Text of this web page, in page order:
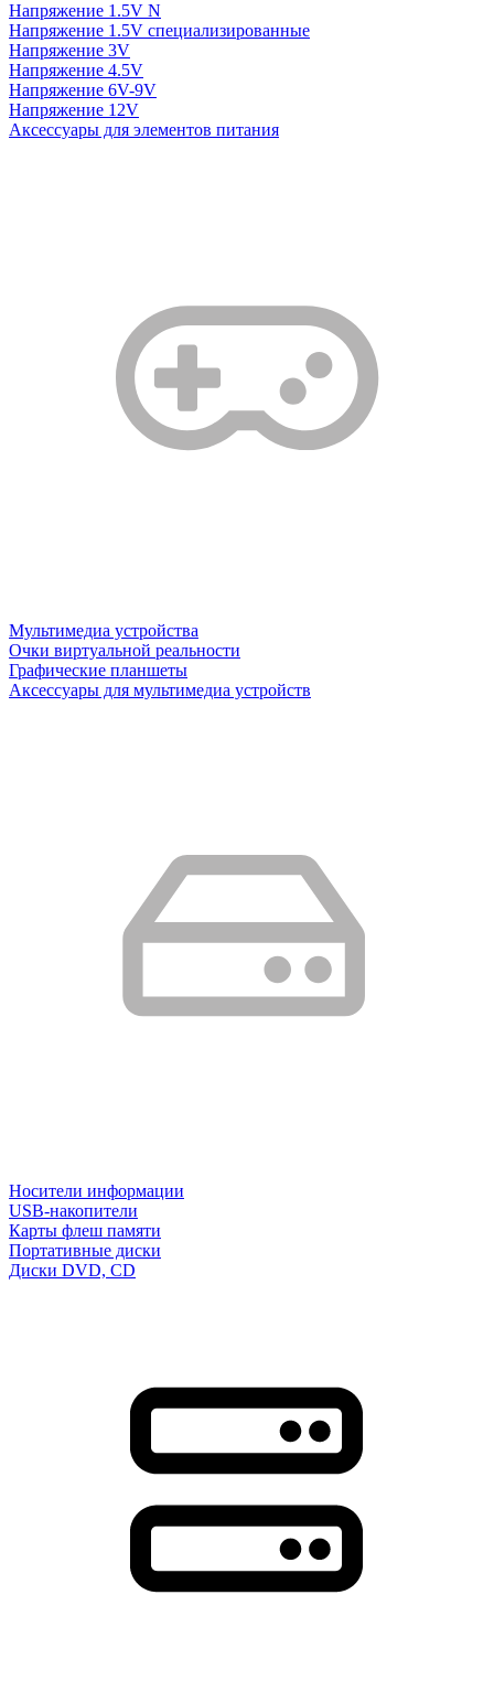
Напряжение 1.5V N
Напряжение 1.5V специализированные
Напряжение 3V
Напряжение 4.5V
Напряжение 6V-9V
Напряжение 12V
Аксессуары для элементов питания
Мультимедиа устройства
Очки виртуальной реальности
Графические планшеты
Аксессуары для мультимедиа устройств
Носители информации
USB-накопители
Карты флеш памяти
Портативные диски
Диски DVD, CD